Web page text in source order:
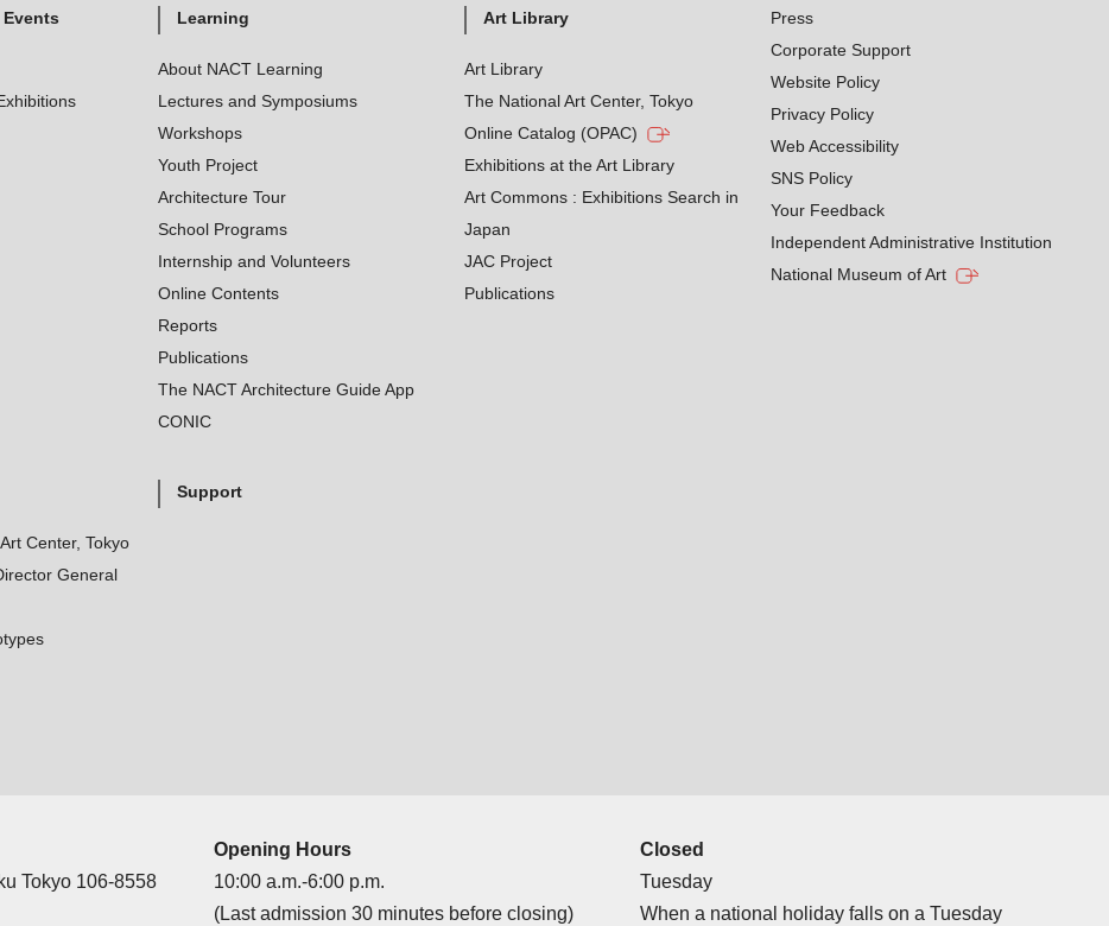
Learning
About NACT Learning
Lectures and Symposiums
Workshops
Youth Project
Architecture Tour
School Programs
Internship and Volunteers
Online Contents
Reports
Publications
The NACT Architecture Guide App
CONIC
Art Library
Art Library
The National Art Center, Tokyo
Online Catalog (OPAC)
Exhibitions at the Art Library
Art Commons : Exhibitions Search in
Japan
JAC Project
Publications
Center, Tokyo
General
Support
Press
Corporate Support
Website Policy
Privacy Policy
Web Accessibility
SNS Policy
Your Feedback
Independent Administrative Institution
National Museum of Art
Tokyo 106-8558
Opening Hours
10:00 a.m.-6:00 p.m.
(Last admission 30 minutes before closing)
Closed
Tuesday
When a national holiday falls on a Tuesday